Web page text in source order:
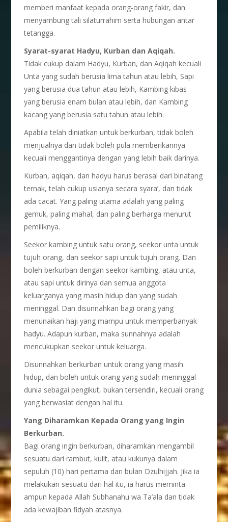
memberi manfaat kepada orang-orang fakir, dan
menyambung tali silaturrahim serta hubungan antar
tetangga.
Syarat-syarat Hadyu, Kurban dan Aqiqah.
Tidak cukup dalam Hadyu, Kurban, dan Aqiqah kecuali
Unta yang sudah berusia lima tahun atau lebih, Sapi
yang berusia dua tahun atau lebih, Kambing kibas
yang berusia enam bulan atau lebih, dan Kambing
kacang yang berusia satu tahun atau lebih.
Apabila telah diniatkan untuk berkurban, tidak boleh
menjualnya dan tidak boleh pula memberikannya
kecuali menggantinya dengan yang lebih baik darinya.
Kurban, aqiqah, dan hadyu harus berasal dari binatang
ternak, telah cukup usianya secara syara’, dan tidak
ada cacat. Yang paling utama adalah yang paling
gemuk, paling mahal, dan paling berharga menurut
pemiliknya.
Seekor kambing untuk satu orang, seekor unta untuk
tujuh orang, dan seekor sapi untuk tujuh orang. Dan
boleh berkurban dengan seekor kambing, atau unta,
atau sapi untuk dirinya dan semua anggota
keluarganya yang masih hidup dan yang sudah
meninggal. Dan disunnahkan bagi orang yang
menunaikan haji yang mampu untuk memperbanyak
hadyu. Adapun kurban, maka sunnahnya adalah
mencukupkan seekor untuk keluarga.
Disunnahkan berkurban untuk orang yang masih
hidup, dan boleh untuk orang yang sudah meninggal
dunia sebagai pengikut, bukan tersendiri, kecuali orang
yang berwasiat dengan hal itu.
Yang Diharamkan Kepada Orang yang Ingin
Berkurban.
Bagi orang ingin berkurban, diharamkan mengambil
sesuatu dari rambut, kulit, atau kukunya dalam
sepuluh (10) hari pertama dari bulan Dzulhijjah. Jika ia
melakukan sesuatu dari hal itu, ia harus meminta
ampun kepada Allah Subhanahu wa Ta’ala dan tidak
ada kewajiban fidyah atasnya.